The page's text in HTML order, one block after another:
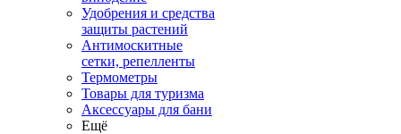
Удобрения и средства
защиты растений
Антимоскитные
сетки, репелленты
Термометры
Товары для туризма
Аксессуары для бани
Ещё